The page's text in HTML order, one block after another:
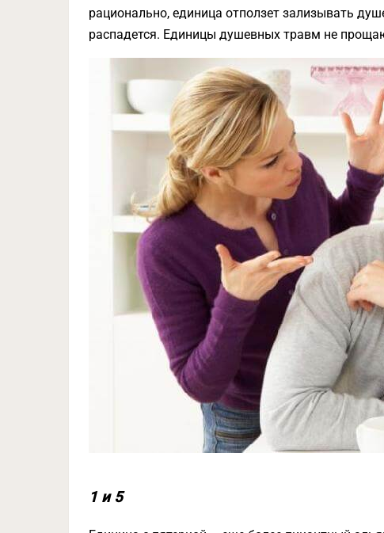
рационально, единица отползет зализывать
распадется. Единицы душевных травм не
1 и 5